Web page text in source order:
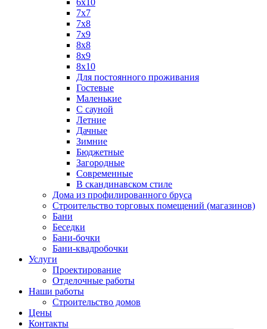
6х10
7х7
7х8
7х9
8х8
8х9
8х10
Для постоянного проживания
Гостевые
Маленькие
С сауной
Летние
Дачные
Зимние
Бюджетные
Загородные
Современные
В скандинавском стиле
Дома из профилированного бруса
Строительство торговых помещений (магазинов)
Бани
Беседки
Бани-бочки
Бани-квадробочки
Услуги
Проектирование
Отделочные работы
Наши работы
Строительство домов
Цены
Контакты